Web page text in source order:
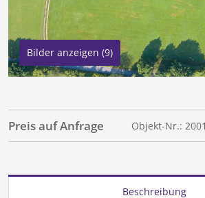
Bilder anzeigen (9)
Preis auf Anfrage Objekt-Nr.:
Beschreibung